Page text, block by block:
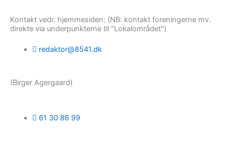
Kontakt vedr. hjemmesiden: (NB: kontakt foreningerne mv.
direkte via underpunkterne til "Lokalområdet")
redaktor@8541.dk
(Birger Agergaard)
61 30 86 99